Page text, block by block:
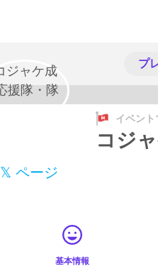
プ
イベント
コジ
𝕏 ページ
基本情報